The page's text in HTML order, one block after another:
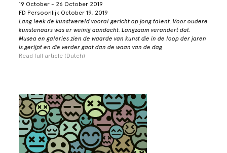
19 October - 26 October 2019
FD Persoonlijk October 19, 2019
Lang leek de kunstwereld vooral gericht op jong talent. Voor oudere
kunstenaars was er weinig aandacht. Langzaam verandert dat.
Musea en galeries zien de waarde van kunst die in de loop der jaren
is gerijpt en die verder gaat dan de waan van de dag
Read full article (Dutch)